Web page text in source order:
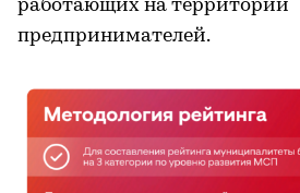
работающих на территории
предпринимателей.